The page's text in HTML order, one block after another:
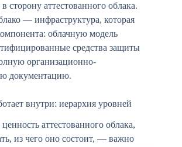
сторону аттестованного облака.
— инфраструктура, которая
облачную модель
средства защиты
организационно-
документацию.
внутри: иерархия уровней
аттестованного облака,
из чего оно состоит, — важно